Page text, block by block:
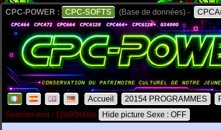
CPC-POWER : CPC-SOFTS (Base de données) -
Accueil 20154 PROGRAMMES
Session end : 12h00m00s
Hide picture Sexe : OFF